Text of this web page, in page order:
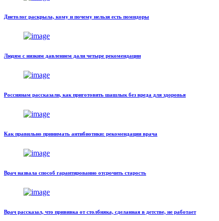
Диетолог раскрыла, кому и почему нельзя есть помидоры
Людям с низким давлением дали четыре рекомендации
Россиянам рассказали, как приготовить шашлык без вреда для здоровья
Как правильно принимать антибиотики: рекомендации врача
Врач назвала способ гарантированно отсрочить старость
Врач рассказал, что прививка от столбняка, сделанная в детстве, не работает